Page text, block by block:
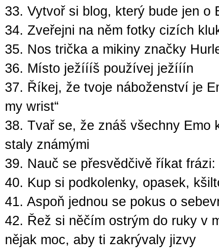
33. Vytvoř si blog, který bude jen o
34. Zveřejni na něm fotky cizích
35. Nos trička a mikiny značky
36. Místo ježíííš používej ježííín
37. Říkej, že tvoje náboženství je
my wrist“
38. Tvař se, že znáš všechny Emo
staly známými
39. Nauč se přesvědčivě říkat frázi:
40. Kup si podkolenky, opasek,
41. Aspoň jednou se pokus o
42. Řež si něčím ostrým do ruky v
nějak moc, aby ti zakrývaly jizvy